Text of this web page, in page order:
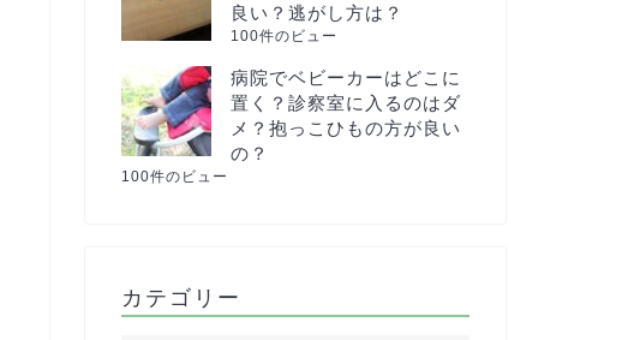
良い？逃がし方は？
100件のビュー
病院でベビーカーはどこに
置く？診察室に入るのはダ
メ？抱っこひもの方が良い
の？
100件のビュー
カテゴリー